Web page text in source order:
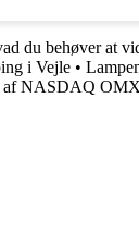
du behøver at
i Vejle •
af NASDAQ